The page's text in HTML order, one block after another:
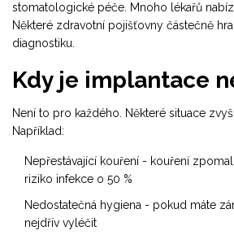
stomatologické péče. Mnoho lékařů
Některé zdravotní pojišťovny částečně
diagnostiku.
Kdy je implantace
Není to pro každého. Některé situace
Například:
Nepřestávající kouření - kouření
riziko infekce o 50 %
Nedostatečná hygiena - pokud máte
nejdřív vyléčit